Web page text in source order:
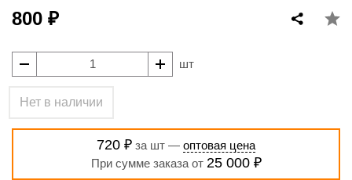
800 ₽
шт
Нет в наличии
720 ₽ за шт — оптовая цена
При сумме заказа от 25 000 ₽